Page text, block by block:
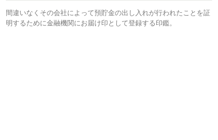
間違いなくその会社によって預貯金の出し入れが行われたことを証
明するために金融機関にお届け印として登録する印鑑。